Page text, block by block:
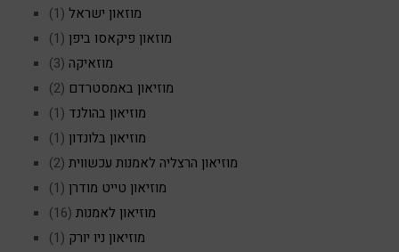
מוזאון ישראל (1)
מוזאון פיקאסו ביפן (1)
מוזאיקה (3)
מוזיאון באמסטרדם (2)
מוזיאון בהולנד (1)
מוזיאון בלונדון (1)
מוזיאון הרצליה לאמנות עכשווית (2)
מוזיאון טייט מודרן (1)
מוזיאון לאמנות (16)
מוזיאון ניו יורק (1)